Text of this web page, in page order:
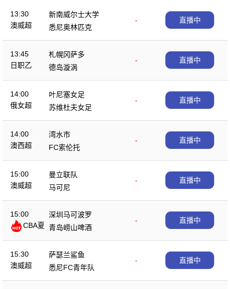
13:30
澳威超
新南威尔士大学
-
悉尼奥林匹克
直播中
13:45
日职乙
札幌冈萨多
-
德岛漩涡
直播中
14:00
俄女超
叶尼塞女足
-
苏维杜夫女足
直播中
14:00
澳西超
湾水市
-
FC索伦托
直播中
15:00
澳威超
曼立联队
-
马可尼
直播中
15:00
CBA夏
深圳马可波罗
-
青岛崂山啤酒
直播中
15:30
澳威超
萨瑟兰鲨鱼
-
悉尼FC青年队
直播中